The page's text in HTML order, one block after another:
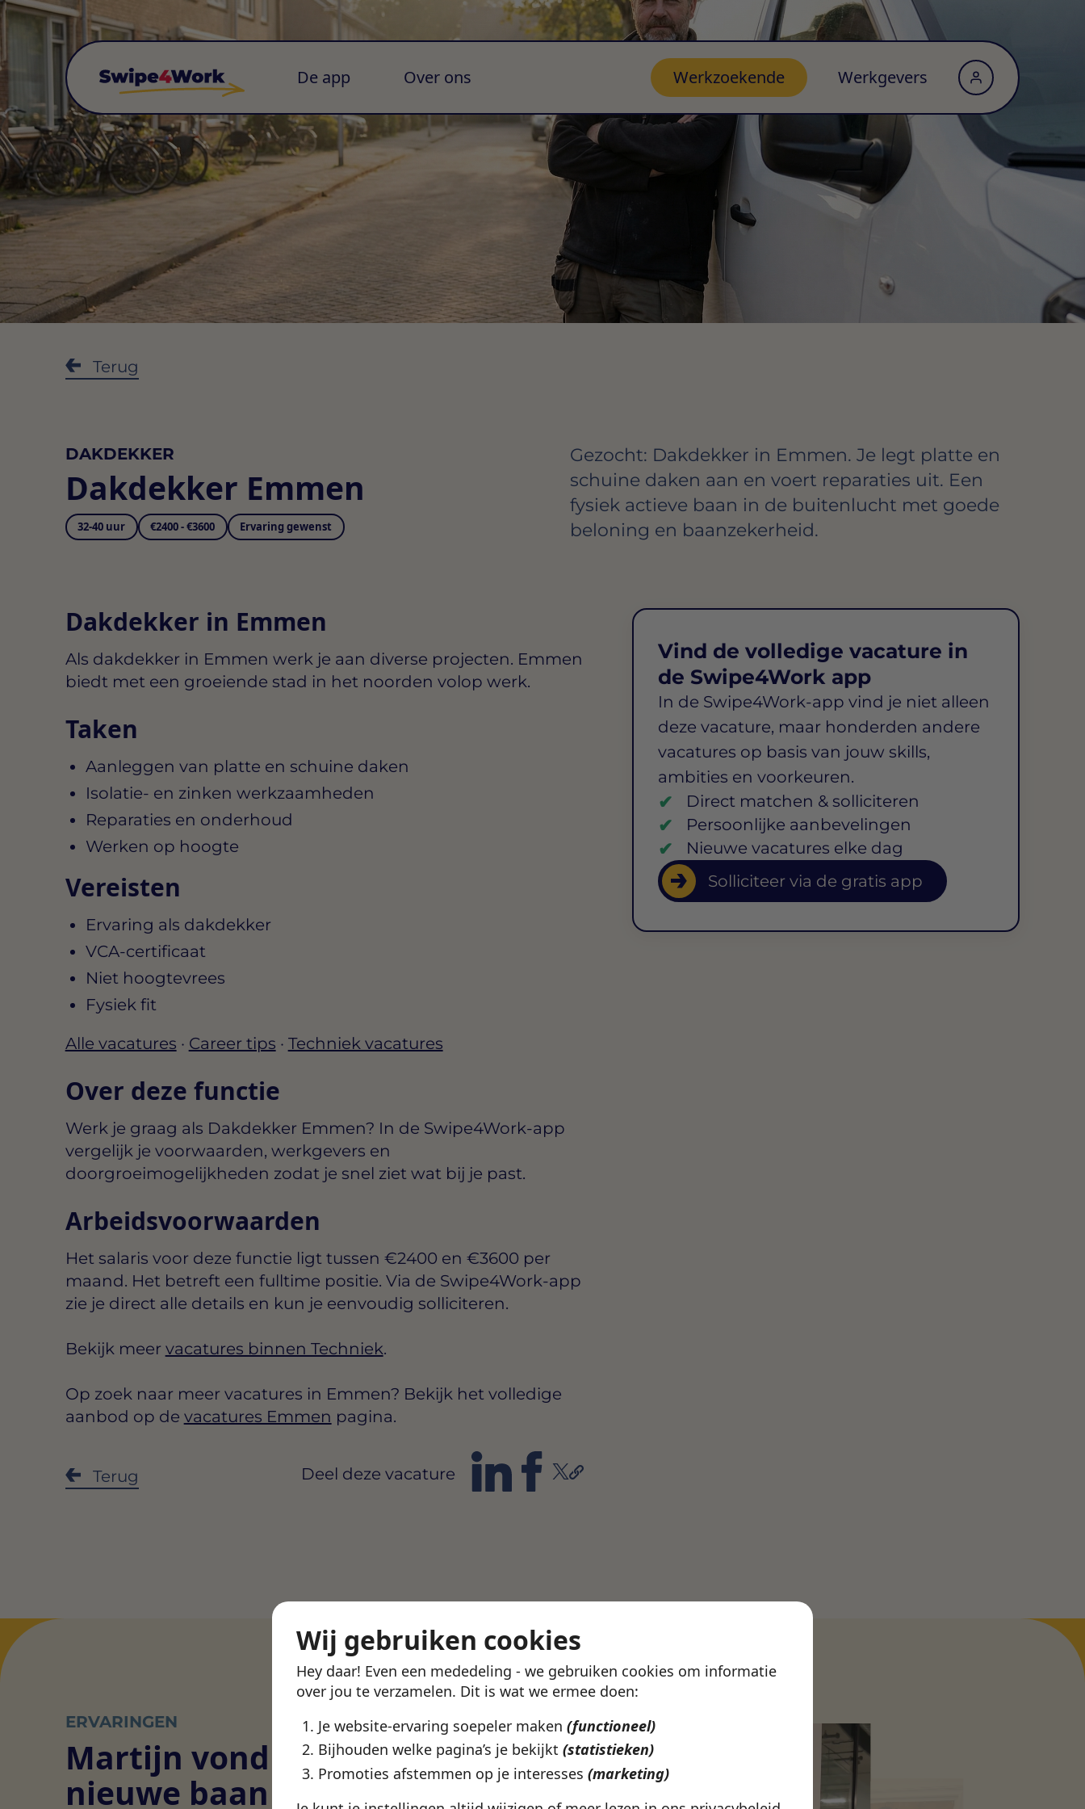
Wij gebruiken cookies
Hey daar! Even een mededeling - we gebruiken cookies om informatie
over jou te verzamelen. Dit is wat we ermee doen:
Je website-ervaring soepeler maken (functioneel)
Bijhouden welke pagina’s je bekijkt (statistieken)
Promoties afstemmen op je interesses (marketing)
De app Over ons Werkzoekende Werkgevers
Terug
DAKDEKKER
Dakdekker Emmen
32-40 uur €2400 - €3600 Ervaring gewenst
Gezocht: Dakdekker in Emmen. Je legt platte en
schuine daken aan en voert reparaties uit. Een
fysiek actieve baan in de buitenlucht met goede
beloning en baanzekerheid.
Dakdekker in Emmen
Als dakdekker in Emmen werk je aan diverse projecten. Emmen
biedt met een groeiende stad in het noorden volop werk.
Taken
Aanleggen van platte en schuine daken
Isolatie- en zinken werkzaamheden
Reparaties en onderhoud
Werken op hoogte
Vereisten
Ervaring als dakdekker
VCA-certificaat
Niet hoogtevrees
Fysiek fit
Alle vacatures · Career tips · Techniek vacatures
Over deze functie
Werk je graag als Dakdekker Emmen? In de Swipe4Work-app
vergelijk je voorwaarden, werkgevers en
doorgroeimogelijkheden zodat je snel ziet wat bij je past.
Arbeidsvoorwaarden
Het salaris voor deze functie ligt tussen €2400 en €3600 per
maand. Het betreft een fulltime positie. Via de Swipe4Work-app
zie je direct alle details en kun je eenvoudig solliciteren.
Bekijk meer vacatures binnen Techniek.
Op zoek naar meer vacatures in Emmen? Bekijk het volledige
aanbod op de vacatures Emmen pagina.
Terug Deel deze vacature
Vind de volledige vacature in
de Swipe4Work app
In de Swipe4Work-app vind je niet alleen
deze vacature, maar honderden andere
vacatures op basis van jouw skills,
ambities en voorkeuren.
Direct matchen & solliciteren
Persoonlijke aanbevelingen
Nieuwe vacatures elke dag
Solliciteer via de gratis app
ERVARINGEN
Martijn vond een
nieuwe baan bij